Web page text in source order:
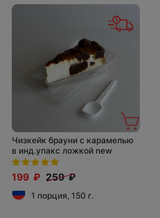
Чизкейк брауни с карамелью
в инд.упакс ложкой new
199 ₽ 259 ₽
1 порция, 150 г.